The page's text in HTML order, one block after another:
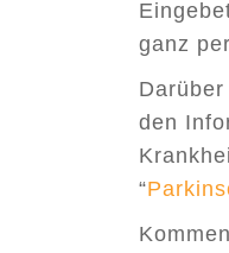
ganz
den
“